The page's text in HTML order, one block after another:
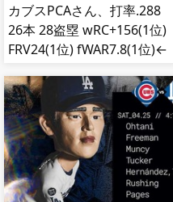
カブスPCAさん、打率.288
26本 28盗塁 wRC+156(1位)
FRV24(1位) fWAR7.8(1位)←